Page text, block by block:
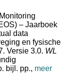
– Jaarboek
data
en fysische
Versie 3.0. WL
bijl. pp., meer